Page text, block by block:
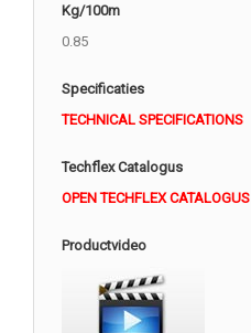
Kg/100m
0.85
Specificaties
TECHNICAL SPECIFICATIONS
Techflex Catalogus
OPEN TECHFLEX CATALOGUS
Productvideo